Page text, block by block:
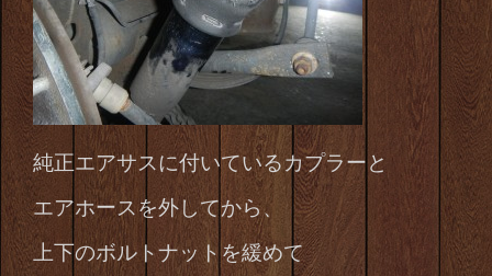
純正エアサスに付いているカプラーと
エアホースを外してから、
上下のボルトナットを緩めて